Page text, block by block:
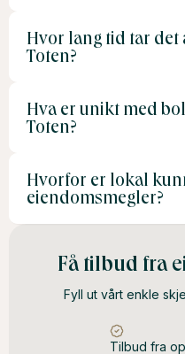
Sammenlign tilbud fra
kundeanmeldelser, og
Hvor lang tid tar det
Toten?
Salgstiden avhenger av
vår og sommer er ofte de
Hva er unikt med
Toten?
Boligmarkedet preges av
småbruk og
Hvorfor er lokal
eiendomsmegler?
En lokalkjent megler kan
tiltrekke de rette
Få tilbud fra
Fyll ut vårt enkle
Tilbud fra